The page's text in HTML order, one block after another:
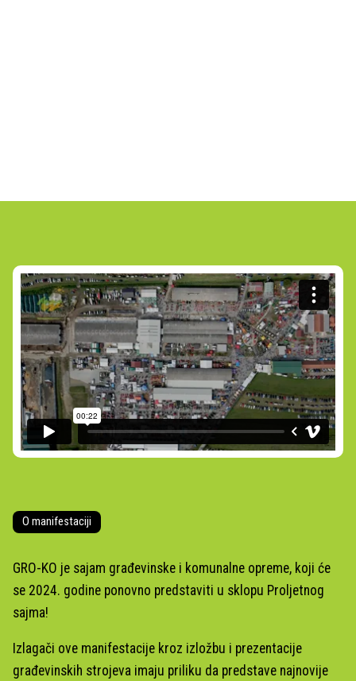
O manifestaciji
GRO-KO je sajam građevinske i komunalne opreme, koji će
se 2024. godine ponovno predstaviti u sklopu Proljetnog
sajma!
Izlagači ove manifestacije kroz izložbu i prezentacije
građevinskih strojeva imaju priliku da predstave najnovije